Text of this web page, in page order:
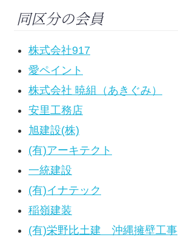
同区分の会員
株式会社917
愛ペイント
株式会社 暁組（あきぐみ）
安里工務店
旭建設(株)
(有)アーキテクト
一統建設
(有)イナテック
稲嶺建装
(有)栄野比土建 沖縄擁壁工事